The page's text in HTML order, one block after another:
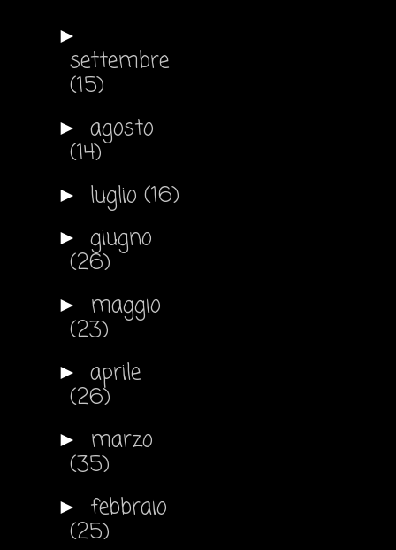
►
settembre
(15)
► agosto
(14)
► luglio (16)
► giugno
(26)
► maggio
(23)
► aprile
(26)
► marzo
(35)
► febbraio
(25)